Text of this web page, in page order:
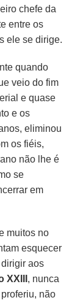
chefe da
entre os
ele se dirige.
quando
veio do fim
e quase
e os
eliminou
os fiéis,
não lhe é
se
em
muitos no
esquecer
aos
XXIII , nunca
não